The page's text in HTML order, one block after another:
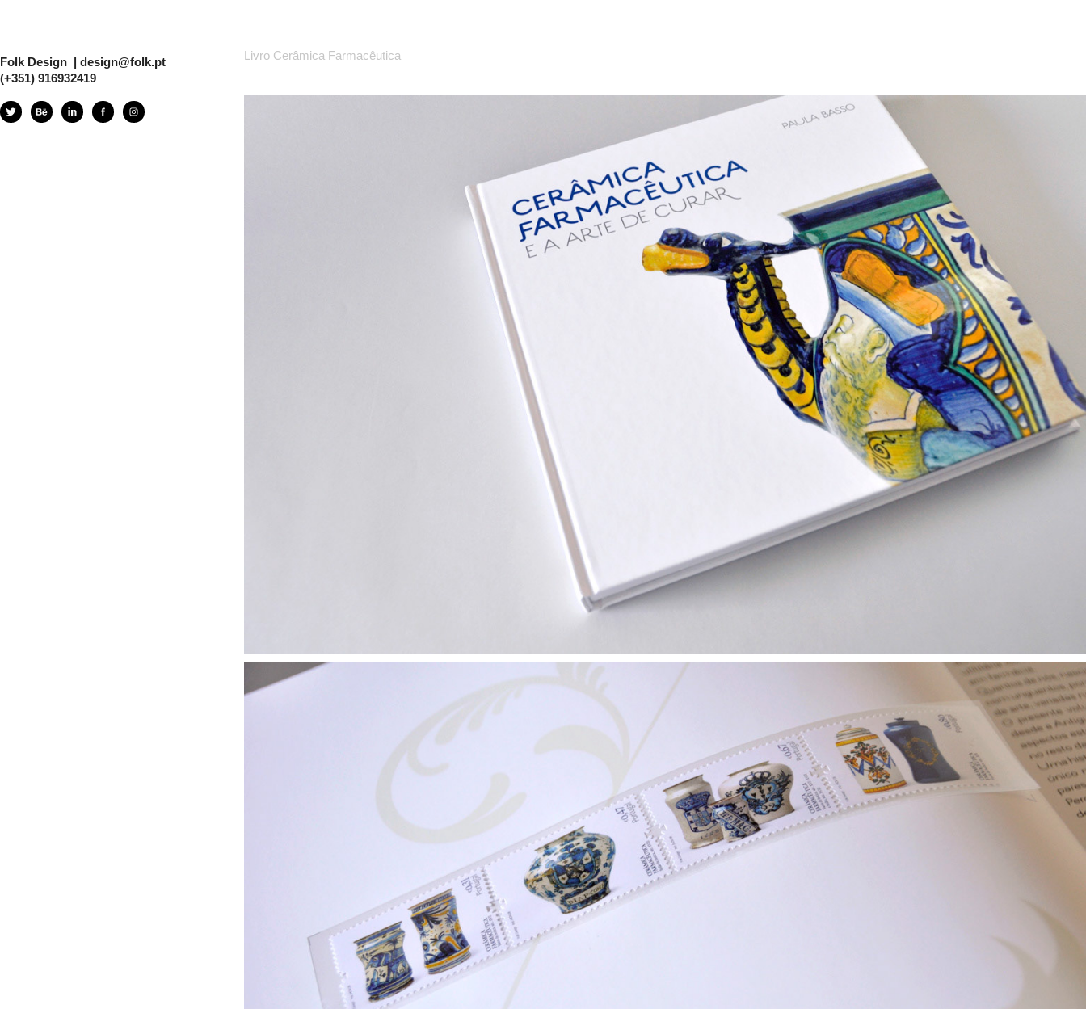
Folk Design  | design@folk.pt
(+351) 916932419
Livro Cerâmica Farmacêutica